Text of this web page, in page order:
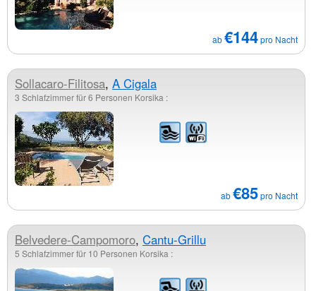
ab€144pro Nacht
Sollacaro-Filitosa, A Cigala
3 Schlafzimmer für 6 Personen Korsika :
ab€85pro Nacht
Belvedere-Campomoro, Cantu-Grillu
5 Schlafzimmer für 10 Personen Korsika :